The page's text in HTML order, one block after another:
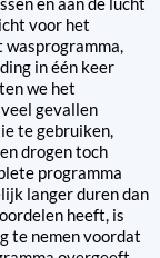
voor het
wasprogramma,
in één keer
we het
gevallen
te gebruiken,
drogen toch
programma
langer duren dan
heeft, is
te nemen voordat